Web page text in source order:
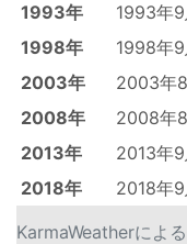
KarmaWeatherによ
1993年
1993年9
1998年
1998年9
2003年
2003年
2008年
2008年
2013年
2013年
2018年
2018年9